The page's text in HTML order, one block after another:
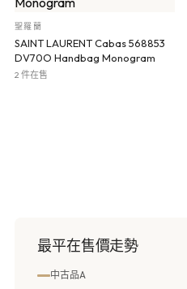
聖羅蘭
SAINT LAURENT Cabas 568853
DV70O Handbag Monogram
2 件在售
最平在售價走勢
中古品A